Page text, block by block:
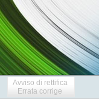
Avviso di rettifica
Errata corrige